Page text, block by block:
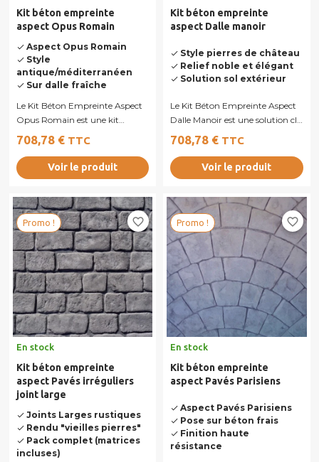
Kit béton empreinte
aspect Opus Romain
doneAspect Opus Romain
doneStyle
antique/méditerranéen
doneSur dalle fraîche
Le Kit Béton Empreinte Aspect
Opus Romain est une kit
complet permettant de réaliser
un béton...
708,78 € TTC
Voir le produit
Kit béton empreinte
aspect Dalle manoir
done Style pierres de château
done Relief noble et élégant
done Solution sol extérieur
Le Kit Béton Empreinte Aspect
Dalle Manoir est une solution clé
en main permettant de
réaliser...
708,78 € TTC
Voir le produit
favorite_border
En stock
Kit béton empreinte
aspect Pavés irréguliers
joint large
doneJoints Larges rustiques
doneRendu "vieilles pierres"
donePack complet (matrices
incluses)
Promo ! favorite_border
En stock
Kit béton empreinte
aspect Pavés Parisiens
done Aspect Pavés Parisiens
done Pose sur béton frais
done Finition haute
résistance
Promo !